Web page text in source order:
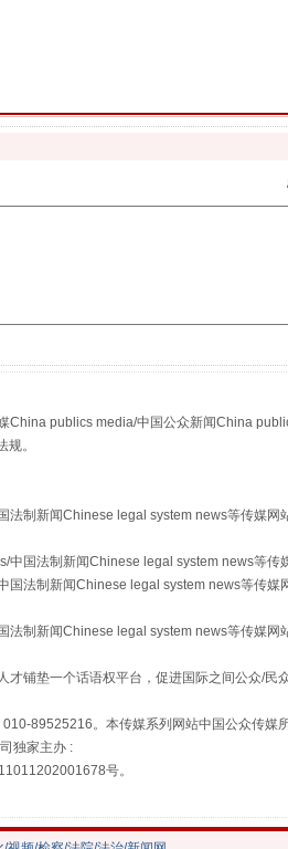
别拿“量子”当幌子
China publics media/中国公众新闻China
。
制新闻Chinese legal system news等传媒网
国法制新闻Chinese legal system news等传
法制新闻Chinese legal system news等传媒
制新闻Chinese legal system news等传媒网
铺垫一个话语权平台，促进国际之间公众/民
89525216。本传媒系列网站中国公众传媒
独家主办 :
号。